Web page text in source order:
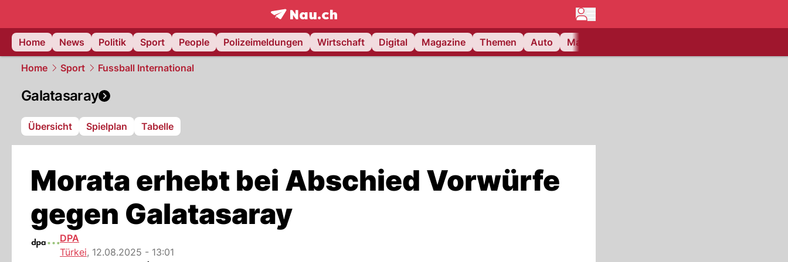
frontpage.NAU.ch
Home
News Politik Sport People Polizeimeldungen Wirtschaft Digital Magazine Themen Auto Matchcenter
Home Sport Fussball International
Galatasaray
Übersicht Spielplan Tabelle
Morata erhebt bei Abschied Vorwürfe
gegen Galatasaray
DPA
Türkei, 12.08.2025 - 13:01